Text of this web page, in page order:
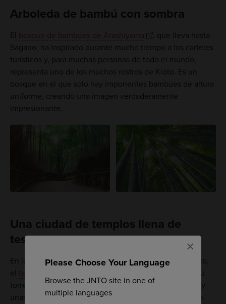
Please Choose Your Language
Browse the JNTO site in one of
multiple languages
×
Arboleda de bambú con sombra
El bosque de bambúes de Arashiyama
, que lleva hasta
Sagano, ha inspirado durante mucho tiempo a los carteles
turísticos y, para muchas personas de todo el mundo,
representa uno de los muchos rostros de Kioto. Es un
bosque en el que solo hay imponentes bambúes de altura
uniforme, creando una imagen verdaderamente
impresionante.
Una ciudad de templos llena de
tesoros
En la zona de Sagano hay muchos templos. Por ejemplo,
el templo de Daikakuji
, el templo de Jojakkoji con su
torre de Tahoto y eltemplo de Nisonin
, en el que hay
unas estatuas del Buda Shaka-nyorai y del Buda Amida-